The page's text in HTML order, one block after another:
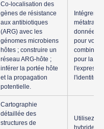
Co-localisation des
gènes de résistance
aux antibiotiques
(ARG) avec les
génomes microbiens
hôtes ; construire un
réseau ARG-hôte ;
inférer la portée hôte
et la propagation
potentielle.
Intégrer
données
pour voir
combiner
pour la
l'identité
Cartographie
détaillée des
structures de
Utilisez
hybrides